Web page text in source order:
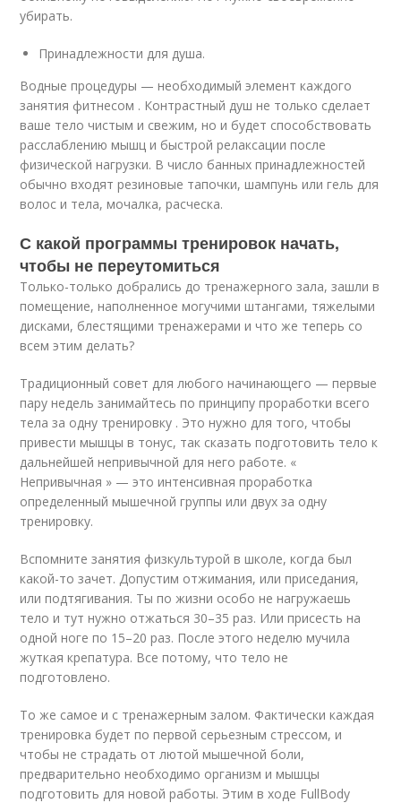
убирать.
Принадлежности для душа.
Водные процедуры — необходимый элемент каждого
занятия фитнесом . Контрастный душ не только сделает
ваше тело чистым и свежим, но и будет способствовать
расслаблению мышц и быстрой релаксации после
физической нагрузки. В число банных принадлежностей
обычно входят резиновые тапочки, шампунь или гель для
волос и тела, мочалка, расческа.
С какой программы тренировок начать,
чтобы не переутомиться
Только-только добрались до тренажерного зала, зашли в
помещение, наполненное могучими штангами, тяжелыми
дисками, блестящими тренажерами и что же теперь со
всем этим делать?
Традиционный совет для любого начинающего — первые
пару недель занимайтесь по принципу проработки всего
тела за одну тренировку . Это нужно для того, чтобы
привести мышцы в тонус, так сказать подготовить тело к
дальнейшей непривычной для него работе. «
Непривычная » — это интенсивная проработка
определенный мышечной группы или двух за одну
тренировку.
Вспомните занятия физкультурой в школе, когда был
какой-то зачет. Допустим отжимания, или приседания,
или подтягивания. Ты по жизни особо не нагружаешь
тело и тут нужно отжаться 30–35 раз. Или присесть на
одной ноге по 15–20 раз. После этого неделю мучила
жуткая крепатура. Все потому, что тело не
подготовлено.
То же самое и с тренажерным залом. Фактически каждая
тренировка будет по первой серьезным стрессом, и
чтобы не страдать от лютой мышечной боли,
предварительно необходимо организм и мышцы
подготовить для новой работы. Этим в ходе FullBody